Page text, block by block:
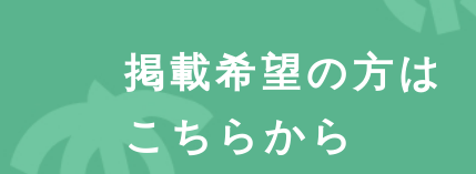
掲載希望の方は
こちらから